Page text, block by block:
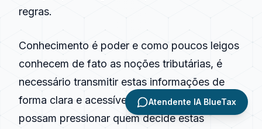
regras.
Conhecimento é poder e como poucos leigos
conhecem de fato as noções tributárias, é
necessário transmitir estas informações de
forma clara e acessível para que, se quiserem,
possam pressionar quem decide estas
Atendente IA BlueTax